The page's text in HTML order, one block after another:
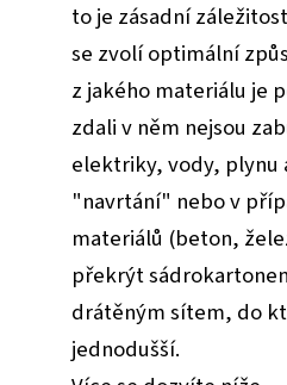
to je zásadní
se zvolí optimální
z jakého materiálu je
zdali v něm nejsou
elektriky, vody, plynu
"navrtání" nebo v
materiálů (beton,
překrýt
drátěným sítem, do
jednodušší.